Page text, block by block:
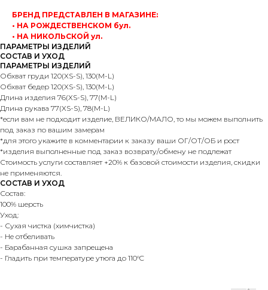
БРЕНД ПРЕДСТАВЛЕН В МАГАЗИНЕ:
• НА РОЖДЕСТВЕНСКОМ бул.
• НА НИКОЛЬСКОЙ ул.
ПАРАМЕТРЫ ИЗДЕЛИЙ
СОСТАВ И УХОД
ПАРАМЕТРЫ ИЗДЕЛИЙ
Обхват груди 120(XS-S), 130(M-L)
Обхват бедер 120(XS-S), 130(M-L)
Длина изделия 76(XS-S), 77(M-L)
Длина рукава 77(XS-S), 78(M-L)
*если вам не подходит изделие, ВЕЛИКО/МАЛО, то мы можем выполнить
под заказ по вашим замерам
*для этого укажите в комментарии к заказу ваши ОГ/ОТ/ОБ и рост
*изделия выполненные под заказ возврату/обмену не подлежат
Стоимость услуги составляет +20% к базовой стоимости изделия, скидки
не применяются.
СОСТАВ И УХОД
Состав:
100% шерсть
Уход:
- Сухая чистка (химчистка)
- Не отбеливать
- Барабанная сушка запрещена
- Гладить при температуре утюга до 110°C